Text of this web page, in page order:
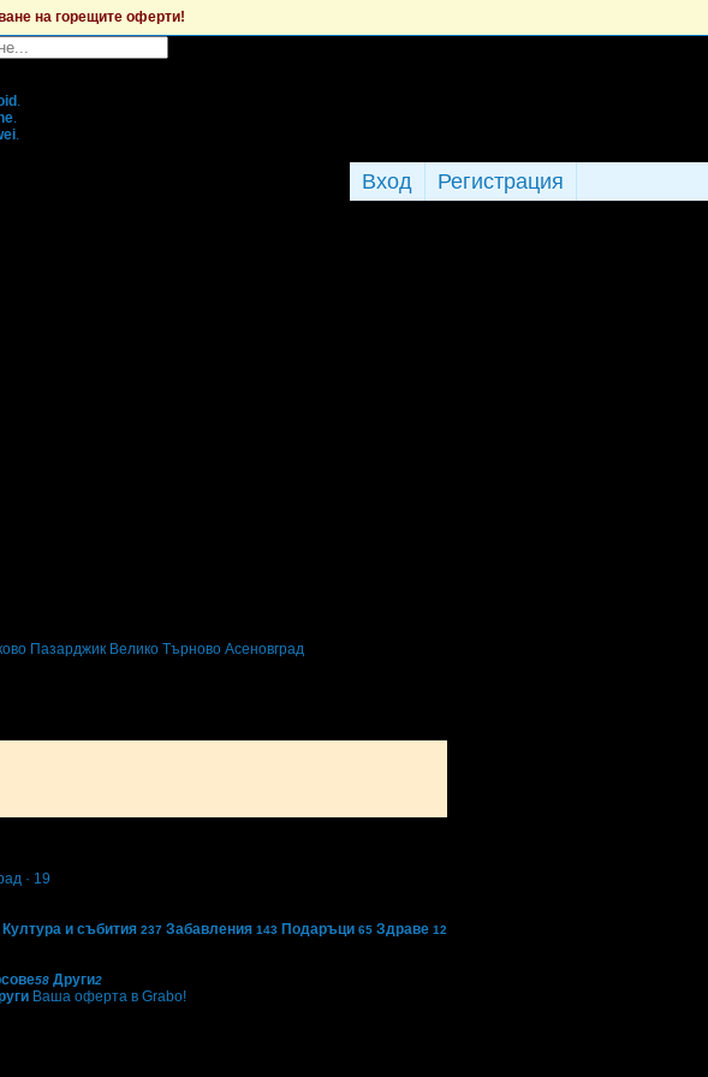
на горещите оферти!
.
.
.
Регистрация
Вход
Пазарджик Велико Търново Асеновград
· 19
Култура и събития 237 Забавления 143 Подаръци 65 Здраве 12
58 Други2
Ваша оферта в Grabo!